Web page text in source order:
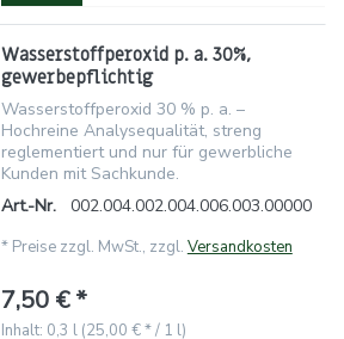
Wasserstoffperoxid p. a. 30%,
gewerbepflichtig
Wasserstoffperoxid 30 % p. a. –
Hochreine Analysequalität, streng
reglementiert und nur für gewerbliche
Kunden mit Sachkunde.
Art.-Nr.
002.004.002.004.006.003.00000
* Preise zzgl. MwSt., zzgl. Versandkosten
7,50 € *
Inhalt: 0,3 l (25,00 € * / 1 l)